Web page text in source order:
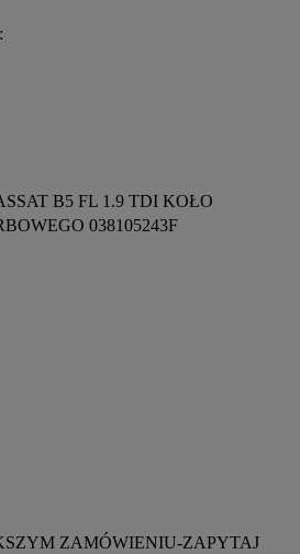
B5 FL 1.9 TDI KOŁO
038105243F
ZAMÓWIENIU-ZAPYTAJ